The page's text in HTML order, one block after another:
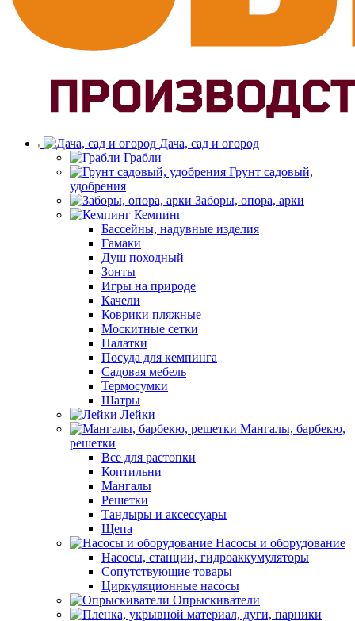
Дача, сад и огород
Грабли
Грунт садовый,
удобрения
Заборы, опора, арки
Кемпинг
Бассейны, надувные изделия
Гамаки
Душ походный
Зонты
Игры на природе
Качели
Коврики пляжные
Москитные сетки
Палатки
Посуда для кемпинга
Садовая мебель
Термосумки
Шатры
Лейки
Мангалы, барбекю,
решетки
Все для растопки
Коптильни
Мангалы
Решетки
Тандыры и аксессуары
Щепа
Насосы и оборудование
Насосы, станции, гидроаккумуляторы
Сопутствующие товары
Циркуляционные насосы
Опрыскиватели